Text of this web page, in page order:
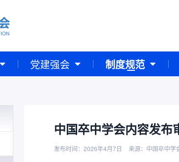
党建强会 制度规范
中国卒中学会内容发布
发布时间：2026年4月7日 来源：中国卒中学